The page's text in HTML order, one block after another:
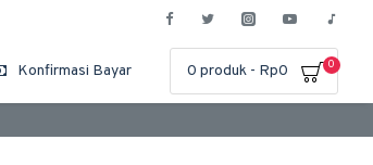
Konfirmasi Bayar 0 produk - Rp0 0